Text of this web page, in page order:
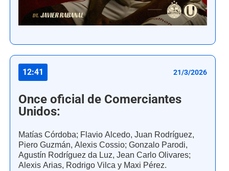
12:41 21/3/2026
Once oficial de Comerciantes
Unidos:
Matías Córdoba; Flavio Alcedo, Juan Rodríguez,
Piero Guzmán, Alexis Cossio; Gonzalo Parodi,
Agustín Rodríguez da Luz, Jean Carlo Olivares;
Alexis Arias, Rodrigo Vilca y Maxi Pérez.